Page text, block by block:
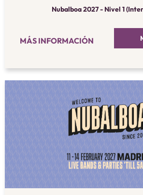
Nubalboa 2027 - Nivel 1
MÁS INFORMACIÓN